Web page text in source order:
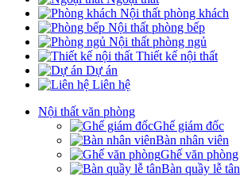
Nội thất phòng khách
Nội thất phòng bếp
Nội thất phòng ngủ
Thiết kế nội thất
Dự án
Liên hệ
Nội thất văn phòng
Ghế giám đốc
Bàn nhân viên
Ghế văn phòng
Bàn quầy lễ tân